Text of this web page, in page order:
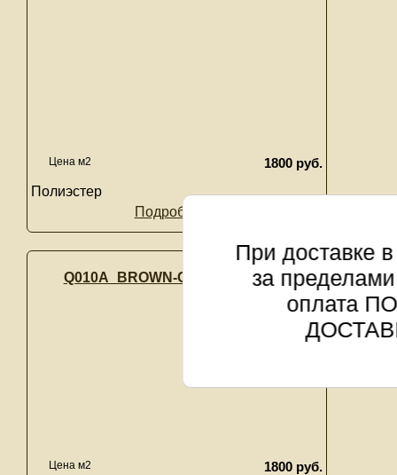
Цена м2
1800 руб.
Полиэстер
Подробнее...
Q010A_BROWN-CREAM-SHRINK
Цена м2
1800 руб.
При доставке
за
оплата